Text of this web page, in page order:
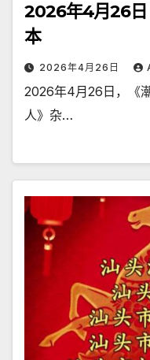
2026年4月26日
本
2026年4月26日
2026年4月26日，《
人》杂…